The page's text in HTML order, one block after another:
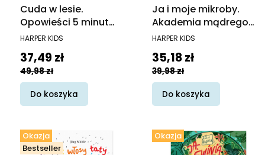
Cuda w lesie.
Opowieści 5 minut
przed snem
PRODUCENT
HARPER KIDS
Cena promocyjna
37,49 zł
49,98 zł
Do koszyka
Ja i moje mikroby.
Akademia mądrego
dziecka. Chcę wiedzieć
PRODUCENT
HARPER KIDS
Cena promocyjna
35,18 zł
39,98 zł
Do koszyka
Okazja
Bestseller
Okazja